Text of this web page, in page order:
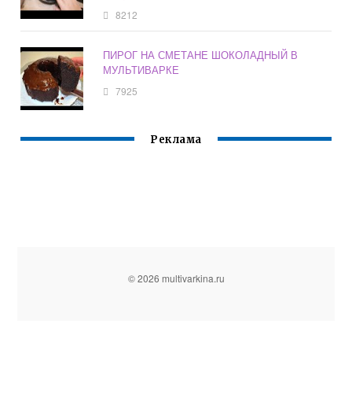
8212
ПИРОГ НА СМЕТАНЕ ШОКОЛАДНЫЙ В
МУЛЬТИВАРКЕ
7925
Реклама
© 2026 multivarkina.ru